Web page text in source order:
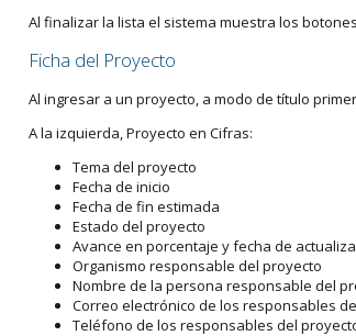
Al finalizar la lista el sistema muestra los
Ficha del Proyecto
Al ingresar a un proyecto, a modo de título
A la izquierda, Proyecto en Cifras:
Tema del proyecto
Fecha de inicio
Fecha de fin estimada
Estado del proyecto
Avance en porcentaje y fecha de
Organismo responsable del proyecto
Nombre de la persona responsable del
Correo electrónico de los responsables
Teléfono de los responsables del